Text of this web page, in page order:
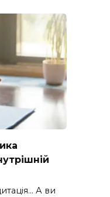
А ви